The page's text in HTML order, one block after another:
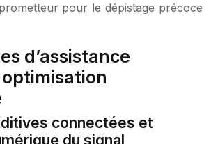
pour le dépistage précoce
d’assistance
connectées et
du signal